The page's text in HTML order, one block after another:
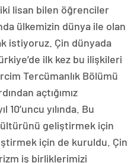
lisan bilen öğrenciler
ülkemizin dünya ile olan
istiyoruz. Çin dünyada
ilk kez bu ilişkileri
Tercümanlık Bölümü
açtığımız
yılında. Bu
geliştirmek için
için de kuruldu. Çin
iş birliklerimizi